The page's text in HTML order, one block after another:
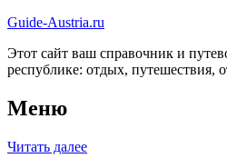
Guide-Austria.ru
Этот сайт ваш справочник и
республике: отдых, путешествия,
Меню
Читать далее